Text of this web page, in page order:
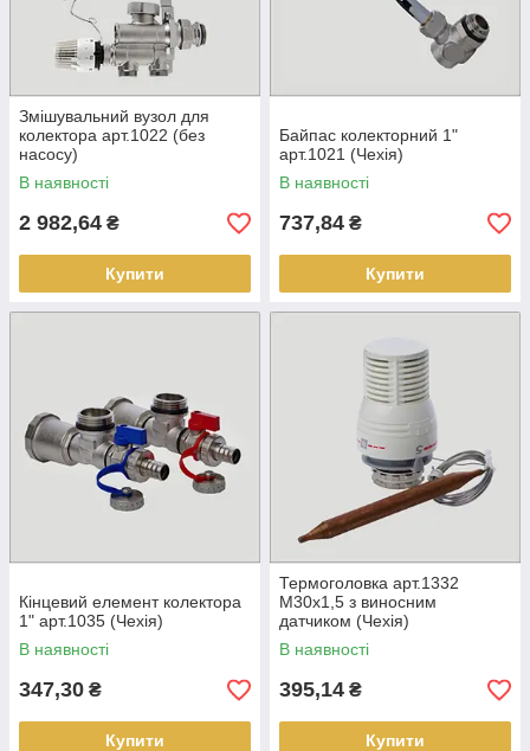
Змішувальний вузол для
колектора арт.1022 (без
насосу)
В наявності
2 982,64 ₴
Купити
Байпас колекторний 1"
арт.1021 (Чехія)
В наявності
737,84 ₴
Купити
Кінцевий елемент колектора
1" арт.1035 (Чехія)
В наявності
347,30 ₴
Купити
Термоголовка арт.1332
М30х1,5 з виносним
датчиком (Чехія)
В наявності
395,14 ₴
Купити